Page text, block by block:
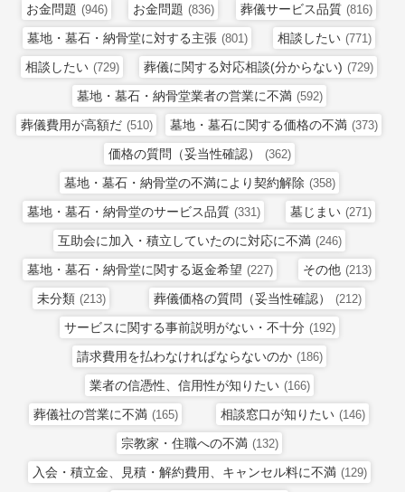
お金問題 (946) お金問題 (836) 葬儀サービス品質 (816)
墓地・墓石・納骨堂に対する主張 (801) 相談したい (771)
相談したい (729) 葬儀に関する対応相談(分からない) (729)
墓地・墓石・納骨堂業者の営業に不満 (592)
葬儀費用が高額だ (510) 墓地・墓石に関する価格の不満 (373)
価格の質問（妥当性確認） (362)
墓地・墓石・納骨堂の不満により契約解除 (358)
墓地・墓石・納骨堂のサービス品質 (331) 墓じまい (271)
互助会に加入・積立していたのに対応に不満 (246)
墓地・墓石・納骨堂に関する返金希望 (227) その他 (213)
未分類 (213) 葬儀価格の質問（妥当性確認） (212)
サービスに関する事前説明がない・不十分 (192)
請求費用を払わなければならないのか (186)
業者の信憑性、信用性が知りたい (166)
葬儀社の営業に不満 (165) 相談窓口が知りたい (146)
宗教家・住職への不満 (132)
入会・積立金、見積・解約費用、キャンセル料に不満 (129)